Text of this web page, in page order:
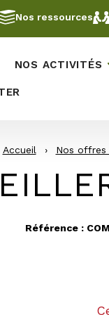
Nos ressources
NOS ACTIVITÉS
Accueil › Nos offres
Référence :